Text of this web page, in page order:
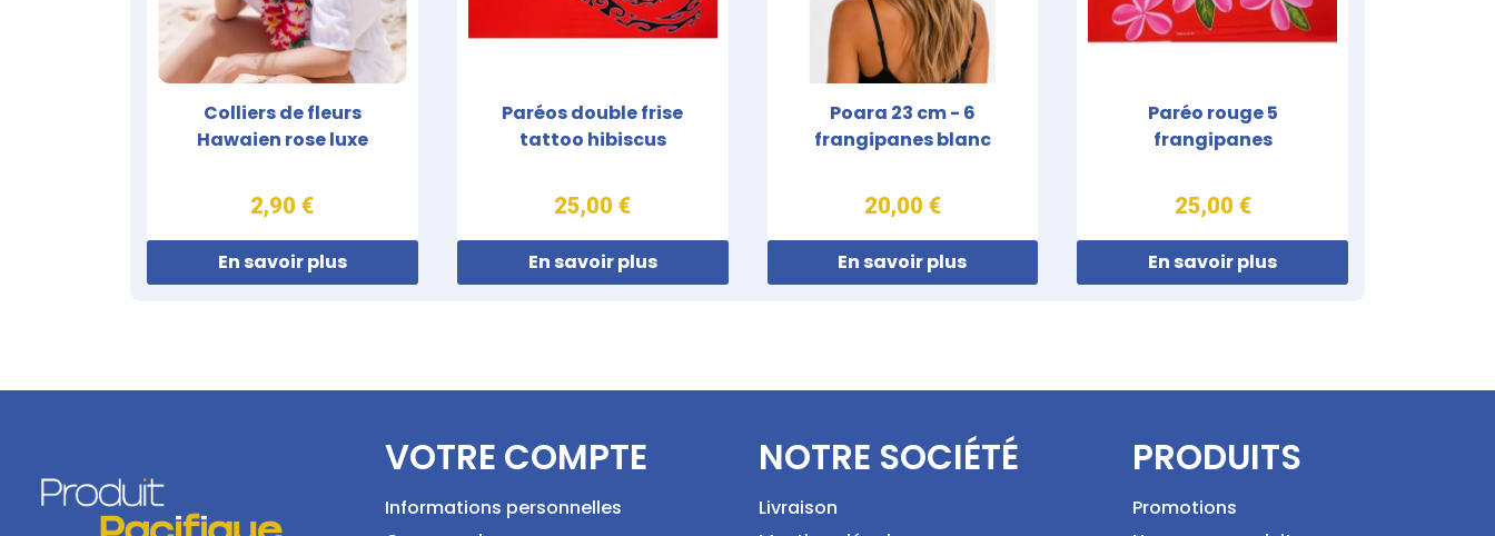
Colliers de fleurs
Hawaien rose luxe
2,90 €
En savoir plus
Paréos double frise
tattoo hibiscus
25,00 €
En savoir plus
Poara 23 cm - 6
frangipanes blanc
20,00 €
En savoir plus
Paréo rouge 5
frangipanes
25,00 €
En savoir plus
VOTRE COMPTE
Informations personnelles
NOTRE SOCIÉTÉ
Livraison
PRODUITS
Promotions